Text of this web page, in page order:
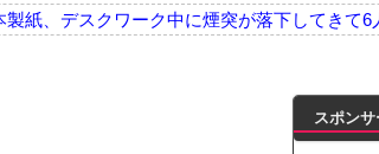
製紙、デスクワーク中に煙突が落下してきて6
してほしい。久しぶりに恐ろしい子供ミサイ
スポン